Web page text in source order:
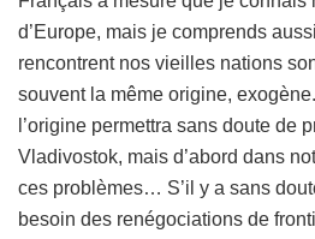
d’Europe, mais je comprends
rencontrent nos vieilles nations
souvent la même origine,
l’origine permettra sans doute de
Vladivostok, mais d’abord dans
ces problèmes… S’il y a sans
besoin des renégociations de